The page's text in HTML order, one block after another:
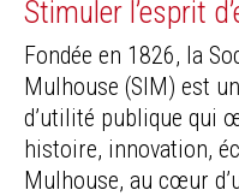
Stimuler l’esprit
Fondée en 1826, la
Mulhouse (SIM) est
d’utilité publique qui
histoire, innovation,
Mulhouse, au cœur